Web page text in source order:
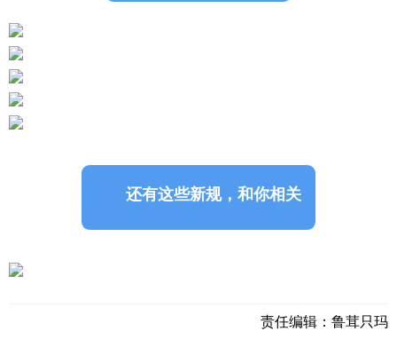
还有这些新规，和你相关
责任编辑： 鲁茸只玛